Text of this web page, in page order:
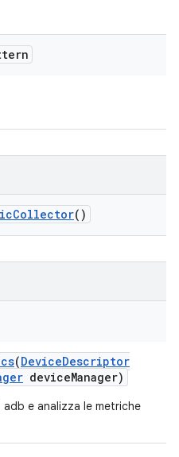
Collector()
(DeviceDescriptor
deviceManager)
e analizza le metriche